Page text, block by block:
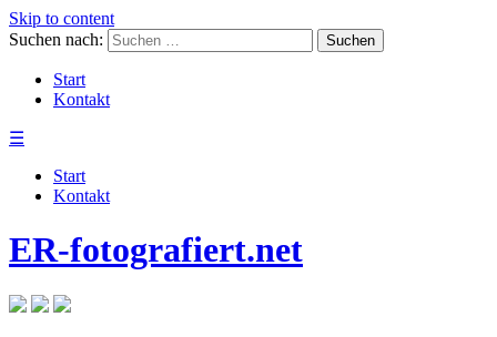
Skip to content
Suchen nach:
Start
Kontakt
☰
Start
Kontakt
ER-fotografiert.net